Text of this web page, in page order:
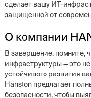
сделает вашу ИТ-
защищенной от
О компании
В завершение, помните,
инфраструктуры — это
устойчивого развития
Hanston предлагает
безопасности, чтобы